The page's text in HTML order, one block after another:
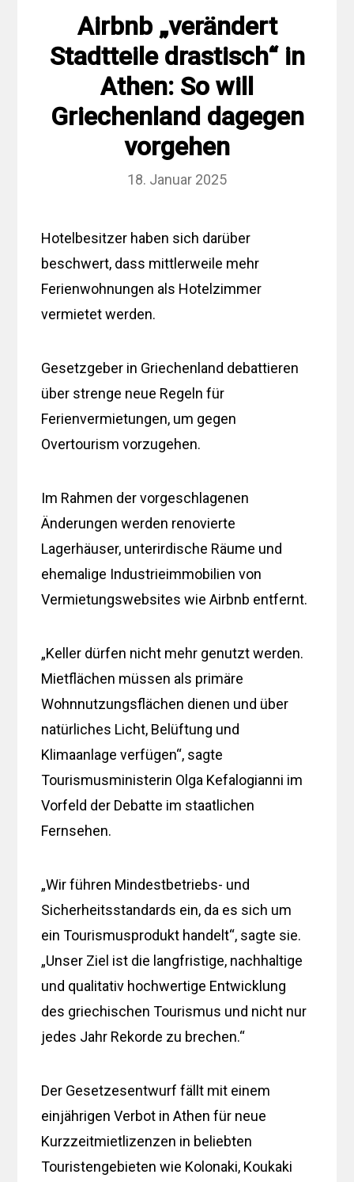
Airbnb „verändert
Stadtteile drastisch“ in
Athen: So will
Griechenland dagegen
vorgehen
18. Januar 2025
Hotelbesitzer haben sich darüber
beschwert, dass mittlerweile mehr
Ferienwohnungen als Hotelzimmer
vermietet werden.
Gesetzgeber in Griechenland debattieren
über strenge neue Regeln für
Ferienvermietungen, um gegen
Overtourism vorzugehen.
Im Rahmen der vorgeschlagenen
Änderungen werden renovierte
Lagerhäuser, unterirdische Räume und
ehemalige Industrieimmobilien von
Vermietungswebsites wie Airbnb entfernt.
„Keller dürfen nicht mehr genutzt werden.
Mietflächen müssen als primäre
Wohnnutzungsflächen dienen und über
natürliches Licht, Belüftung und
Klimaanlage verfügen“, sagte
Tourismusministerin Olga Kefalogianni im
Vorfeld der Debatte im staatlichen
Fernsehen.
„Wir führen Mindestbetriebs- und
Sicherheitsstandards ein, da es sich um
ein Tourismusprodukt handelt“, sagte sie.
„Unser Ziel ist die langfristige, nachhaltige
und qualitativ hochwertige Entwicklung
des griechischen Tourismus und nicht nur
jedes Jahr Rekorde zu brechen.“
Der Gesetzesentwurf fällt mit einem
einjährigen Verbot in Athen für neue
Kurzzeitmietlizenzen in beliebten
Touristengebieten wie Kolonaki, Koukaki